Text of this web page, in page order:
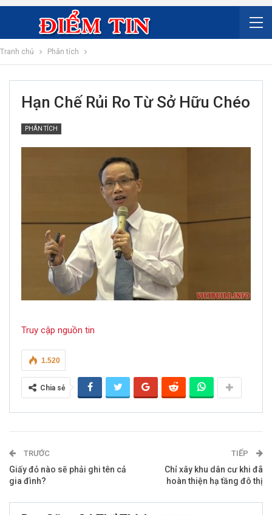
Tranh chủ Phân tích
Hạn Chế Rủi Ro Từ Sở Hữu Chéo
PHÂN TÍCH
Truy cập nguồn tin
1.520
Chia sẻ
TRƯỚC
Giấy đỏ nào sẽ phải ghi tên cả
gia đình?
TIẾP
Chỉ xây khu dân cư khi đã
hoàn thiện hạ tầng đô thị